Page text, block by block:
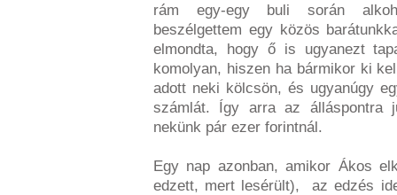
rám egy-egy buli során
beszélgettem egy közös
elmondta, hogy ő is ugyanezt
komolyan, hiszen ha bármikor ki
adott neki kölcsön, és ugyanúgy
számlát. Így arra az álláspontra
nekünk pár ezer forintnál.
Egy nap azonban, amikor Ákos
edzett, mert lesérült), az edzés